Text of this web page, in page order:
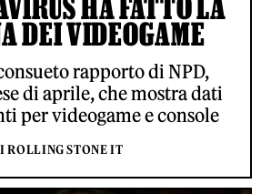
HA FATTO LA
DEI VIDEOGAME
rapporto di NPD,
di aprile, che mostra dati
per videogame e console
ROLLING STONE IT